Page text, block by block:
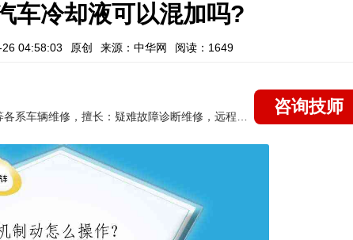
车冷却液可以混加吗?
04:58:03 原创 来源：中华网 阅读：1649
咨询技师